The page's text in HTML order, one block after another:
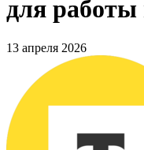
для работы
13 апреля 2026